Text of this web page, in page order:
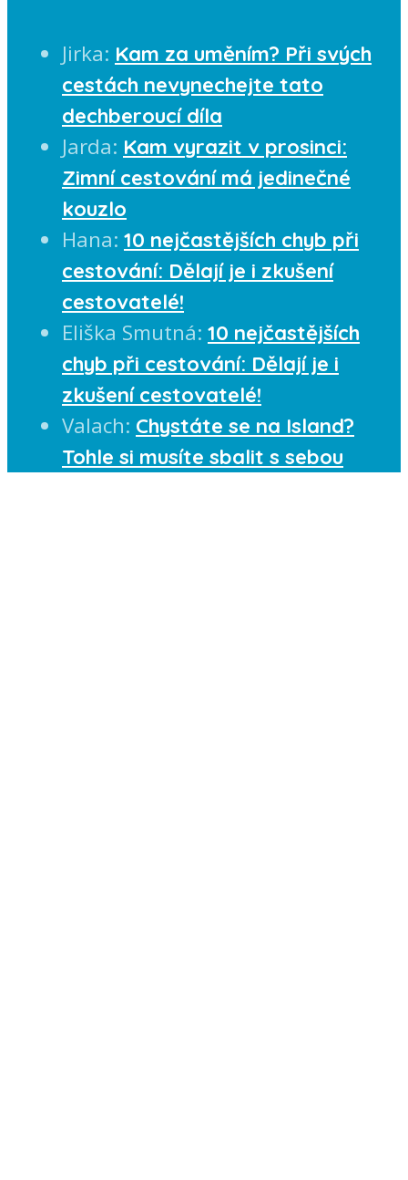
Jirka: Kam za uměním? Při svých
cestách nevynechejte tato
dechberoucí díla
Jarda: Kam vyrazit v prosinci:
Zimní cestování má jedinečné
kouzlo
Hana: 10 nejčastějších chyb při
cestování: Dělají je i zkušení
cestovatelé!
Eliška Smutná: 10 nejčastějších
chyb při cestování: Dělají je i
zkušení cestovatelé!
Valach: Chystáte se na Island?
Tohle si musíte sbalit s sebou